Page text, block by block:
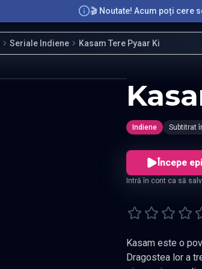
🎬 Noutate! Acum poți cere
Seriale Indiene Kasam Tere Pyaar Ki
Indiene Subtitrat
Începe
Intră în cont ca să
Kasam este o
Dragostea lor a